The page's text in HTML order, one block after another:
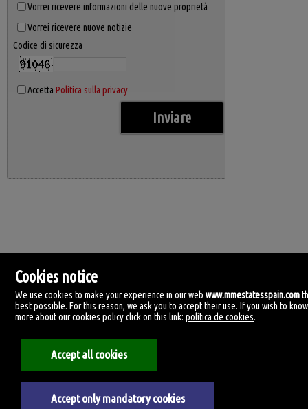
Vorrei ricevere informazioni delle nuove proprietà
Vorrei ricevere nuove notizie
Codice di sicurezza
Accetta Politica sulla privacy
Tirreno, 4.
Cookies notice
We use cookies to make your experience in our webwww.mmestatesspain.com
best possible. For this reason, we ask you to accept their use. If you wish to know
more about our cookies policy click on this link:política de cookies.
Accept all cookies
Accept only mandatory cookies